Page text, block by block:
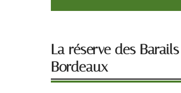
La réserve des
Bordeaux